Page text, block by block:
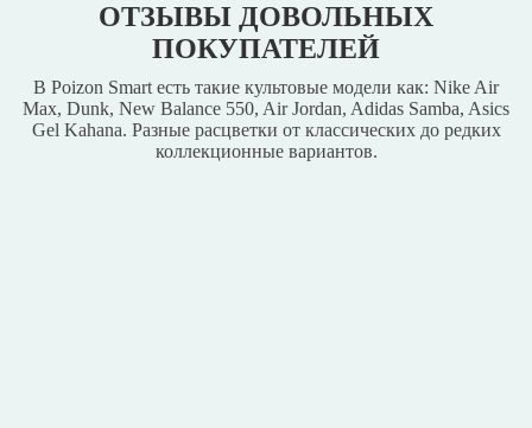
ОТЗЫВЫ ДОВОЛЬНЫХ
ПОКУПАТЕЛЕЙ
В Poizon Smart есть такие культовые модели как: Nike Air
Max, Dunk, New Balance 550, Air Jordan, Adidas Samba, Asics
Gel Kahana. Разные расцветки от классических до редких
коллекционные вариантов.